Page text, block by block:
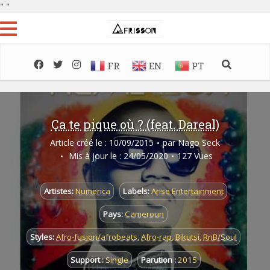
" "
FR EN PT
Ça te pique où ? (feat. Dareal)
Article créé le : 10/09/2015 par Nago Seck
Mis à jour le : 24/05/2020
127 Vues
Artistes:Numerica Labels:Arise Entertainment
Pays:Cameroun
Styles:Afro-fusion/afrobeats,Afro-rap, Bikutsi,RnB/Soul
Support :Single Parution :2015